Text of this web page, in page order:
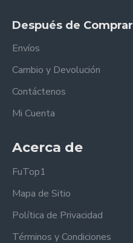
Después de Comprar
Envíos
Cambio y Devolución
Contáctenos
Mi Cuenta
Acerca de
FuTop1
Mapa de Sitio
Política de Privacidad
Términos y Condiciones